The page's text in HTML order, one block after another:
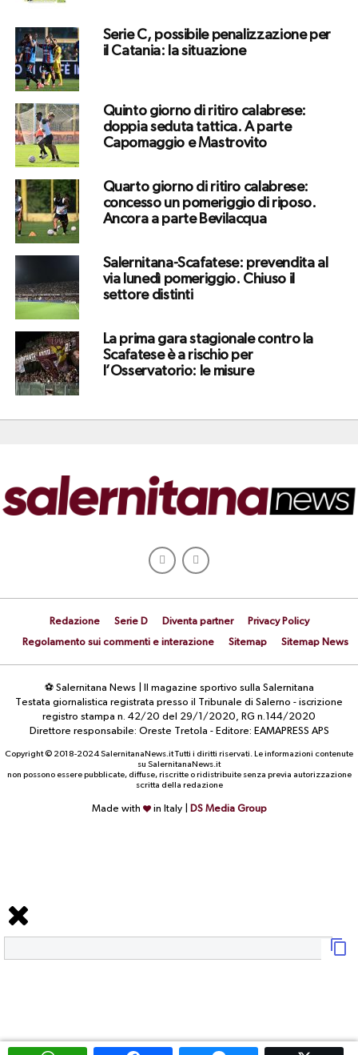
Serie C, possibile penalizzazione per
il Catania: la situazione
Quinto giorno di ritiro calabrese:
doppia seduta tattica. A parte
Capomaggio e Mastrovito
Quarto giorno di ritiro calabrese:
concesso un pomeriggio di riposo.
Ancora a parte Bevilacqua
Salernitana-Scafatese: prevendita al
via lunedì pomeriggio. Chiuso il
settore distinti
La prima gara stagionale contro la
Scafatese è a rischio per
l’Osservatorio: le misure
Redazione Serie D Diventa partner
Privacy Policy
Regolamento sui commenti e interazione
Sitemap Sitemap News
⚽ Salernitana News | Il magazine sportivo sulla Salernitana
Testata giornalistica registrata presso il Tribunale di Salerno - iscrizione
registro stampa n. 42/20 del 29/1/2020, RG n.144/2020
Direttore responsabile: Oreste Tretola - Editore: EAMAPRESS APS
Copyright © 2018-2024 SalernitanaNews.it Tutti i diritti riservati. Le informazioni contenute
su SalernitanaNews.it
non possono essere pubblicate, diffuse, riscritte o ridistribuite senza previa autorizzazione
scritta della redazione
Made with in Italy | DS Media Group